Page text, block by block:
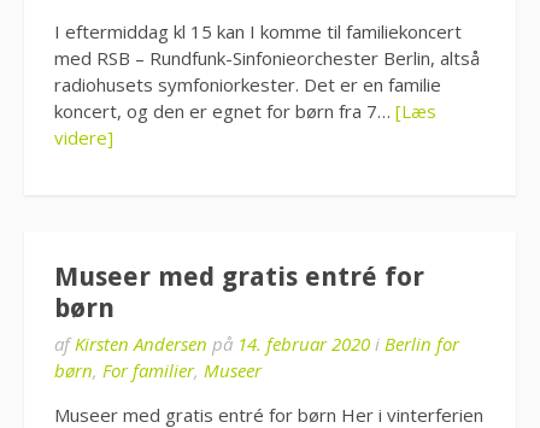
I eftermiddag kl 15 kan I komme til familiekoncert
med RSB – Rundfunk-Sinfonieorchester Berlin, altså
radiohusets symfoniorkester. Det er en familie
koncert, og den er egnet for børn fra 7… [Læs
videre]
Museer med gratis entré for
børn
afKirsten Andersen på 14. februar 2020 i Berlin for
børn, For familier, Museer
Museer med gratis entré for børn Her i vinterferien